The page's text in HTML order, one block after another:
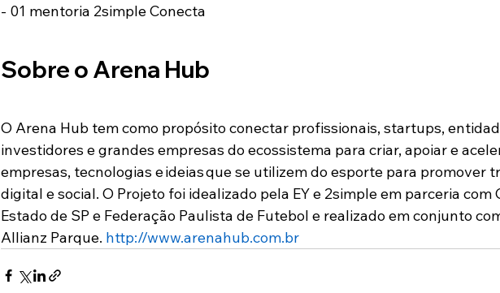
- 01 mentoria 2simple Conecta
Sobre o Arena Hub
O Arena Hub tem como propósito conectar profissionais, startups,
investidores e grandes empresas do ecossistema para criar, apoiar e
empresas, tecnologias e ideias que se utilizem do esporte para promover
digital e social. O Projeto foi idealizado pela EY e 2simple em parceria
Estado de SP e Federação Paulista de Futebol e realizado em conjunto
Allianz Parque. http://www.arenahub.com.br